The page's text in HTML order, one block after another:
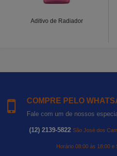
Aditivo de Radiador
COMPRE PELO
Fale com um de nossos
(12) 2139-5822 São José dos
Horário 08:00 às 18:00